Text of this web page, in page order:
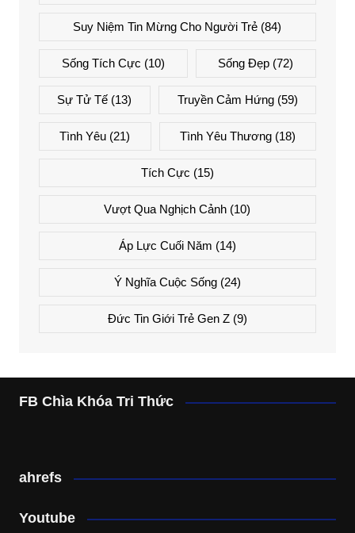
Suy Niệm Tin Mừng Cho Người Trẻ (84)
Sống Tích Cực (10) Sống Đẹp (72)
Sự Tử Tế (13) Truyền Cảm Hứng(59)
Tình Yêu (21) Tình Yêu Thương(18)
Tích Cực (15)
Vượt Qua Nghịch Cảnh (10)
Áp Lực Cuối Năm (14)
Ý Nghĩa Cuộc Sống(24)
Đức Tin Giới Trẻ Gen Z(9)
FB Chìa Khóa Tri Thức
ahrefs
Youtube